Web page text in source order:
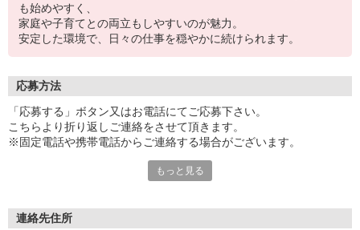
も始めやすく、
家庭や子育てとの両立もしやすいのが魅力。
安定した環境で、日々の仕事を穏やかに続けられます。
応募方法
「応募する」ボタン又はお電話にてご応募下さい。
こちらより折り返しご連絡をさせて頂きます。
※固定電話や携帯電話からご連絡する場合がございます。
［2］携帯のショートメッセージ（SMS）に質問フォームをお送り
もっと見る
連絡先住所